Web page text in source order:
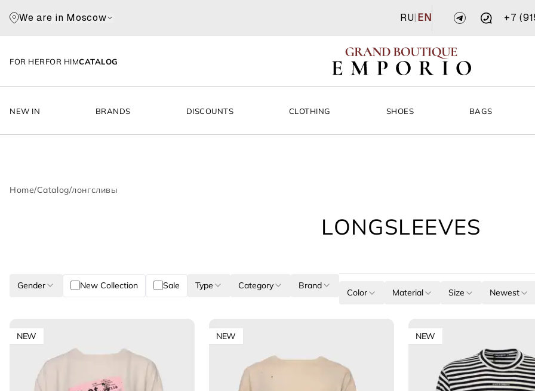
We are in Moscow RU| EN +7
FOR HERFOR HIMCATALOG
NEW IN BRANDS DISCOUNTS CLOTHING SHOES BAGS
Home/Catalog/лонгсливы
LONGSLEEVES
Gender New Collection Sale Type Category Brand
Color Material Size Newest
NEW NEW NEW